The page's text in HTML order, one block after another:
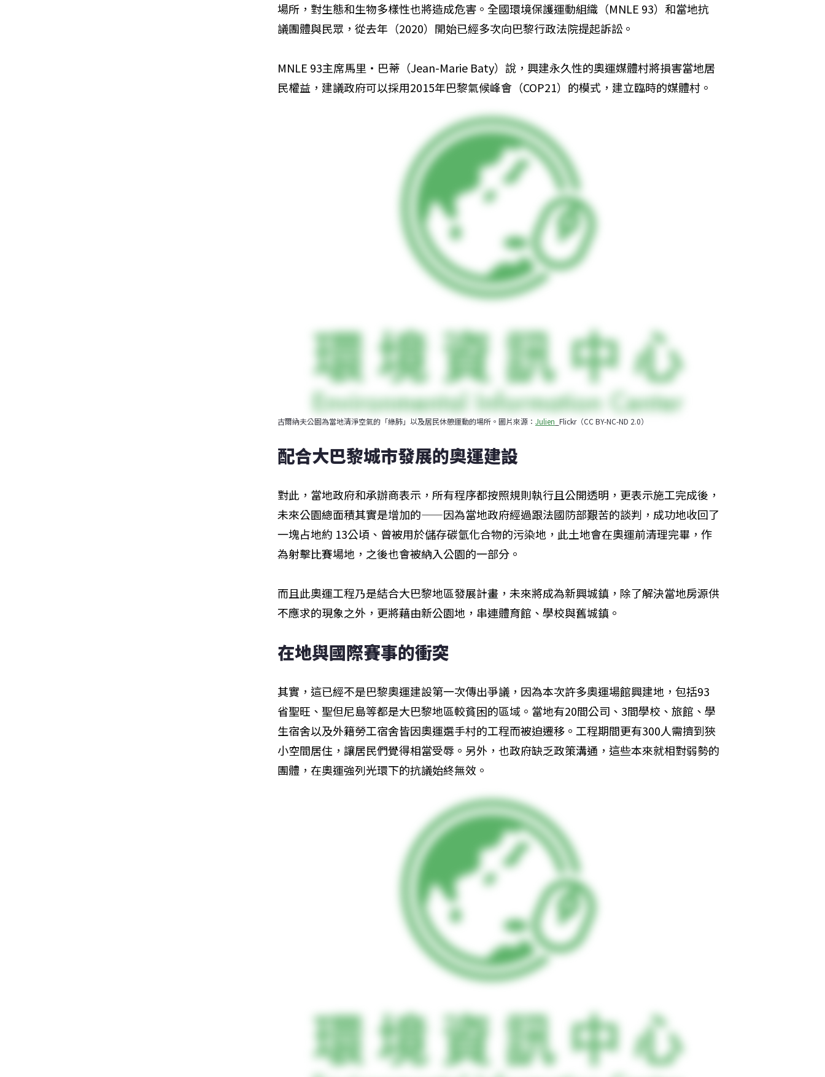
場所，對生態和生物多樣性也將造成危害。全國環境保護運動組織（MNLE 93）和當地抗
議團體與民眾，從去年（2020）開始已經多次向巴黎行政法院提起訴訟。
MNLE 93主席馬里・巴蒂（Jean-Marie Baty）說，興建永久性的奧運媒體村將損害當地居
民權益，建議政府可以採用2015年巴黎氣候峰會（COP21）的模式，建立臨時的媒體村。
古爾納夫公園為當地清淨空氣的「綠肺」以及居民休憩運動的場所。圖片來源： Julien _Flickr（CC BY-NC-ND 2.0）
配合大巴黎城市發展的奧運建設
對此，當地政府和承辦商表示，所有程序都按照規則執行且公開透明，更表示施工完成後，
未來公園總面積其實是增加的——因為當地政府經過跟法國防部艱苦的談判，成功地收回了
一塊占地約 13公頃、曾被用於儲存碳氫化合物的污染地，此土地會在奧運前清理完畢，作
為射擊比賽場地，之後也會被納入公園的一部分。
而且此奧運工程乃是結合大巴黎地區發展計畫，未來將成為新興城鎮，除了解決當地房源供
不應求的現象之外，更將藉由新公園地，串連體育館、學校與舊城鎮。
在地與國際賽事的衝突
其實，這已經不是巴黎奧運建設第一次傳出爭議，因為本次許多奧運場館興建地，包括93
省聖旺、聖但尼島等都是大巴黎地區較貧困的區域。當地有20間公司、3間學校、旅館、學
生宿舍以及外籍勞工宿舍皆因奧運選手村的工程而被迫遷移。工程期間更有300人需擠到狹
小空間居住，讓居民們覺得相當受辱。另外，也政府缺乏政策溝通，這些本來就相對弱勢的
團體，在奧運強列光環下的抗議始終無效。